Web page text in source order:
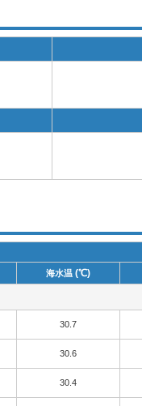
海水温 (℃)
30.7
30.6
30.4